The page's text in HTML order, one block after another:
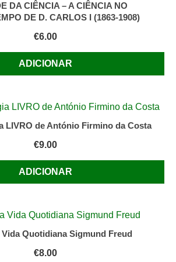
DA CIÊNCIA – A CIÊNCIA NO
DE D. CARLOS I (1863-1908)
€6.00
ADICIONAR
LIVRO de António Firmino da Costa
€9.00
ADICIONAR
Quotidiana Sigmund Freud
€8.00